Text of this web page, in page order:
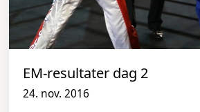
EM-resultater dag 2
24. nov. 2016